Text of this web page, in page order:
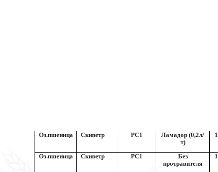
Оз.пшеница Скипетр РС1
Ламадор (0,2л/
т)
Оз.пшеница Скипетр РС1
Без
протравителя